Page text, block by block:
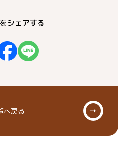
シェアする
へ戻る